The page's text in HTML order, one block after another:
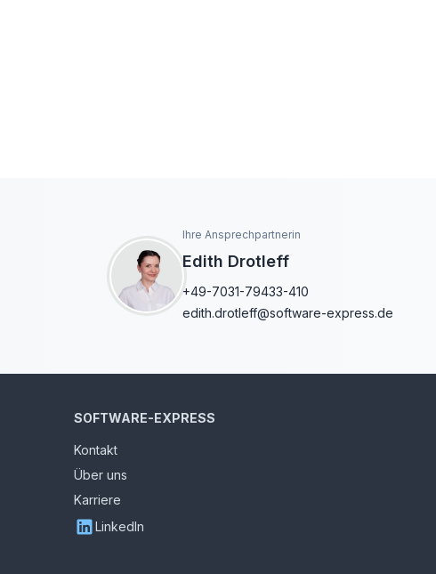
Ihre Ansprechpartnerin
Edith Drotleff
+49-7031-79433-410
edith.drotleff@software-express.de
SOFTWARE-EXPRESS
Kontakt
Über uns
Karriere
LinkedIn